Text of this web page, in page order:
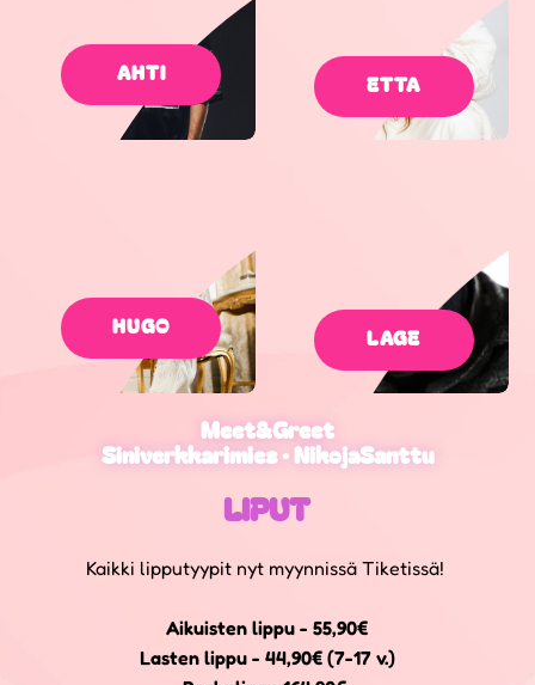
AHTI ETTA
HUGO LAGE
Meet&Greet
Siniverkkarimies · NikojaSanttu
LIPUT
Kaikki lipputyypit nyt myynnissä Tiketissä!
Aikuisten lippu - 55,90€
Lasten lippu - 44,90€ (7-17 v.)